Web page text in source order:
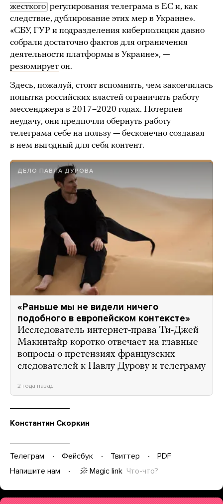
жесткого регулирования телеграма в ЕС и, как
следствие, дублирование этих мер в Украине».
«СБУ, ГУР и подразделения киберполиции давно
собрали достаточно фактов для ограничения
деятельности платформы в Украине», —
резюмирует он.
Здесь, пожалуй, стоит вспомнить, чем закончилась
попытка российских властей ограничить работу
мессенджера в 2017–2020 годах. Потерпев
неудачу, они предпочли обернуть работу
телеграма себе на пользу — бесконечно создавая
в нем выгодный для себя контент.
ДЕЛО ПАВЛА ДУРОВА
«Раньше мы не видели ничего
подобного в европейском контексте»
Исследователь интернет-права Ти-Джей
Макинтайр коротко отвечает на главные
вопросы о претензиях французских
следователей к Павлу Дурову и телеграму
2 года назад
Константин Скоркин
Телеграм Фейсбук Твиттер
PDF
Напишите нам
Magic link Что-что?